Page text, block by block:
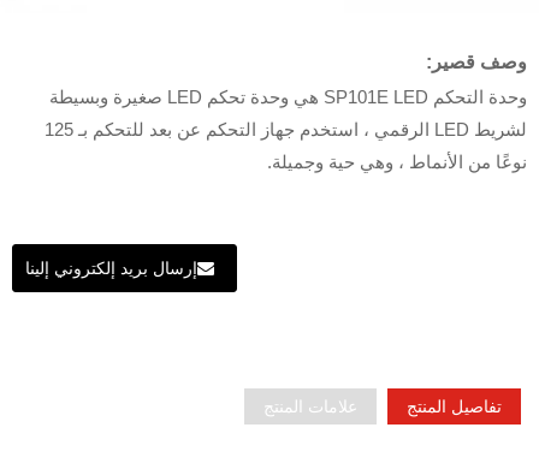
وصف قصير:
وحدة التحكم SP101E LED هي وحدة تحكم LED صغيرة وبسيطة
لشريط LED الرقمي ، استخدم جهاز التحكم عن بعد للتحكم بـ 125
نوعًا من الأنماط ، وهي حية وجميلة.
إرسال بريد إلكتروني إلينا
تفاصيل المنتج علامات المنتج